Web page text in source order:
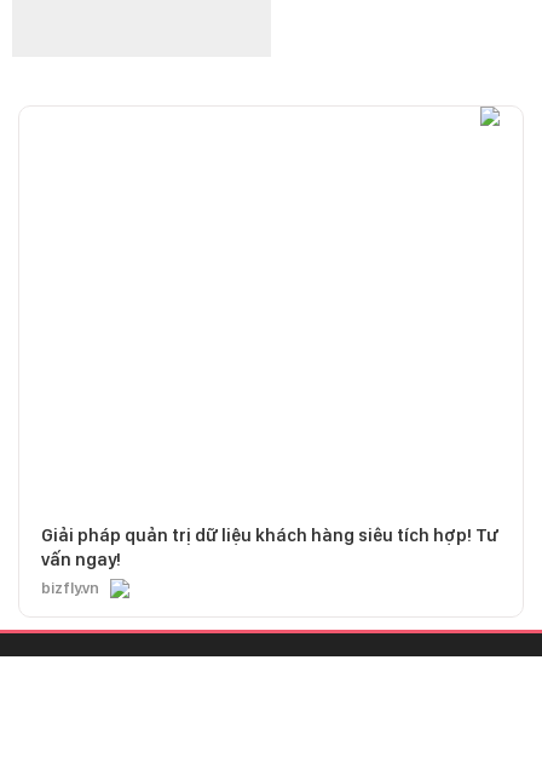
TRỤ SỞ HÀ NỘI
Tầng 21, Tòa nhà Center Building, Hapulico Complex, Số 01, phố
Nguyễn Huy Tưởng, phường Thanh Xuân, thành phố Hà Nội